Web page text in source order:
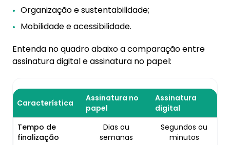
Organização e sustentabilidade;
Mobilidade e acessibilidade.
Entenda no quadro abaixo a comparação entre
assinatura digital e assinatura no papel:
Característica
Assinatura no
papel
Assinatura
digital
Tempo de
finalização
Dias ou
semanas
Segundos ou
minutos